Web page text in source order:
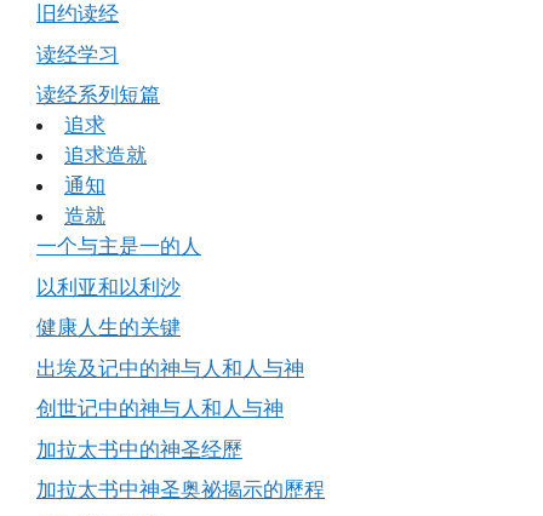
旧约读经
读经学习
读经系列短篇
追求
追求造就
通知
造就
一个与主是一的人
以利亚和以利沙
健康人生的关键
出埃及记中的神与人和人与神
创世记中的神与人和人与神
加拉太书中的神圣经歷
加拉太书中神圣奥祕揭示的歷程